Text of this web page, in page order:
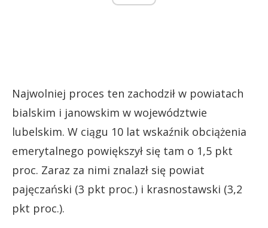
Najwolniej proces ten zachodził w powiatach
bialskim i janowskim w województwie
lubelskim. W ciągu 10 lat wskaźnik obciążenia
emerytalnego powiększył się tam o 1,5 pkt
proc. Zaraz za nimi znalazł się powiat
pajęczański (3 pkt proc.) i krasnostawski (3,2
pkt proc.).